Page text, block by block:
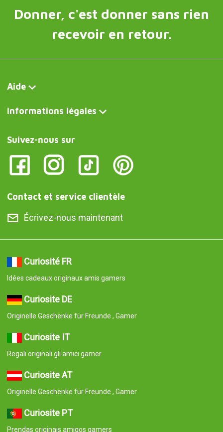
Donner, c'est donner sans rien
recevoir en retour.
Aide
Informations légales
Suivez-nous sur
Contact et service clientèle
Écrivez-nous maintenant
Curiosité FR
Idées cadeaux originaux amis gamers
Curiosite DE
Originelle Geschenke für Freunde , Gamer
Curiosite IT
Regali originali gli amici gamer
Curiosite AT
Originelle Geschenke für Freunde , Gamer
Curiosite PT
Prendas originais amigos gamers